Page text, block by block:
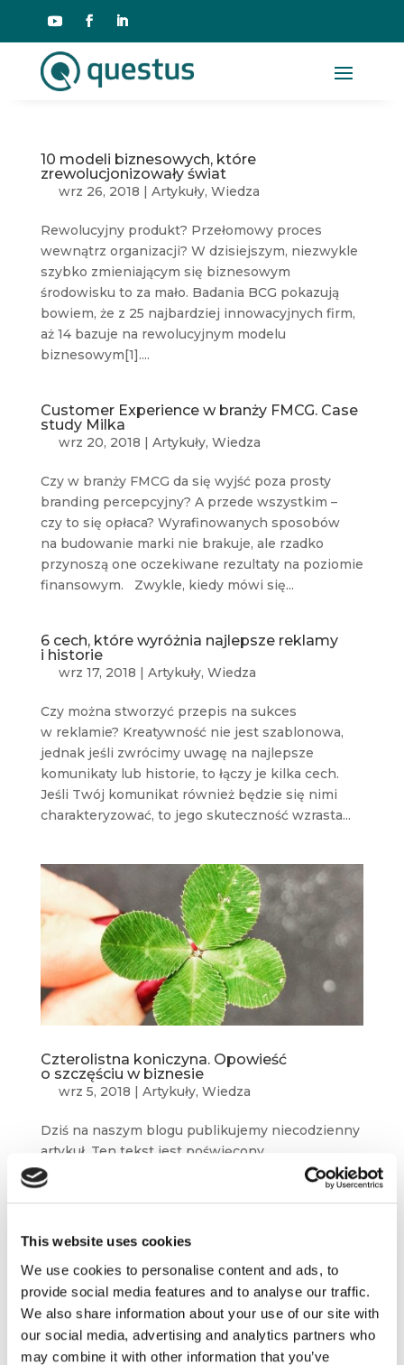
This website uses cookies
We use cookies to personalise content and ads, to
provide social media features and to analyse our traffic.
We also share information about your use of our site with
our social media, advertising and analytics partners who
may combine it with other information that you’ve
10 modeli biznesowych, które
zrewolucjonizowały świat
wrz 26, 2018 | Artykuły, Wiedza
Rewolucyjny produkt? Przełomowy proces
wewnątrz organizacji? W dzisiejszym, niezwykle
szybko zmieniającym się biznesowym
środowisku to za mało. Badania BCG pokazują
bowiem, że z 25 najbardziej innowacyjnych firm,
aż 14 bazuje na rewolucyjnym modelu
biznesowym[1]....
Customer Experience w branży FMCG. Case
study Milka
wrz 20, 2018 | Artykuły, Wiedza
Czy w branży FMCG da się wyjść poza prosty
branding percepcyjny? A przede wszystkim –
czy to się opłaca? Wyrafinowanych sposobów
na budowanie marki nie brakuje, ale rzadko
przynoszą one oczekiwane rezultaty na poziomie
finansowym. Zwykle, kiedy mówi się...
6 cech, które wyróżnia najlepsze reklamy
i historie
wrz 17, 2018 | Artykuły, Wiedza
Czy można stworzyć przepis na sukces
w reklamie? Kreatywność nie jest szablonowa,
jednak jeśli zwrócimy uwagę na najlepsze
komunikaty lub historie, to łączy je kilka cech.
Jeśli Twój komunikat również będzie się nimi
charakteryzować, to jego skuteczność wzrasta...
Czterolistna koniczyna. Opowieść
o szczęściu w biznesie
wrz 5, 2018 | Artykuły, Wiedza
Dziś na naszym blogu publikujemy niecodzienny
artykuł. Ten tekst jest poświęcony
nie tylko ważnej biznesowej koncepcji –
czterolistnej koniczynie, ale też dedykowany
Kozielskiemu, szefowi questusa i współtwórcy